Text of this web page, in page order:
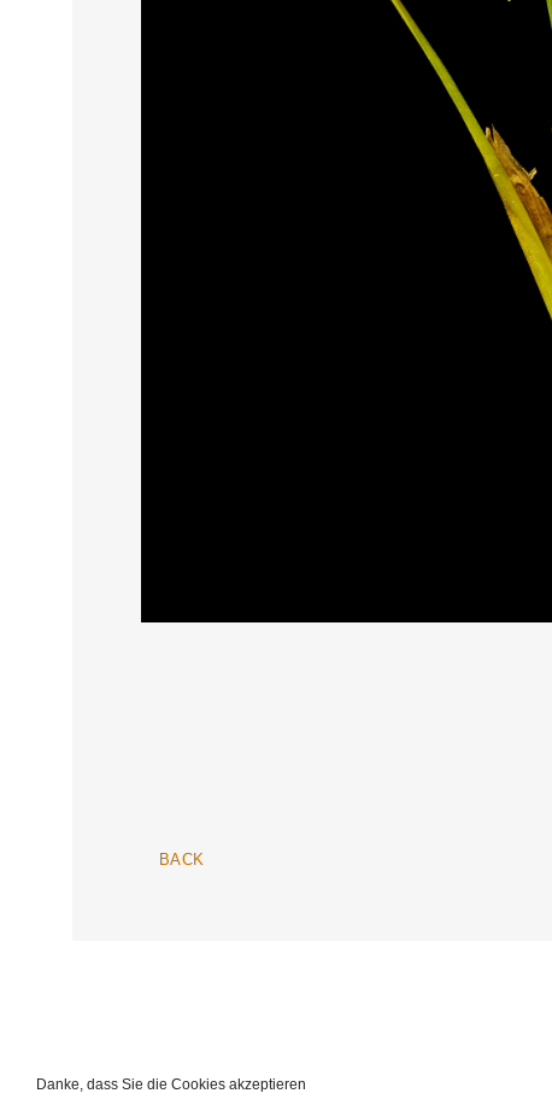
Danke, dass Sie die Cookies akzeptieren
BACK
Alle Inhalte, insbesondere Texte und Bilder, sind
. Wer gegen das